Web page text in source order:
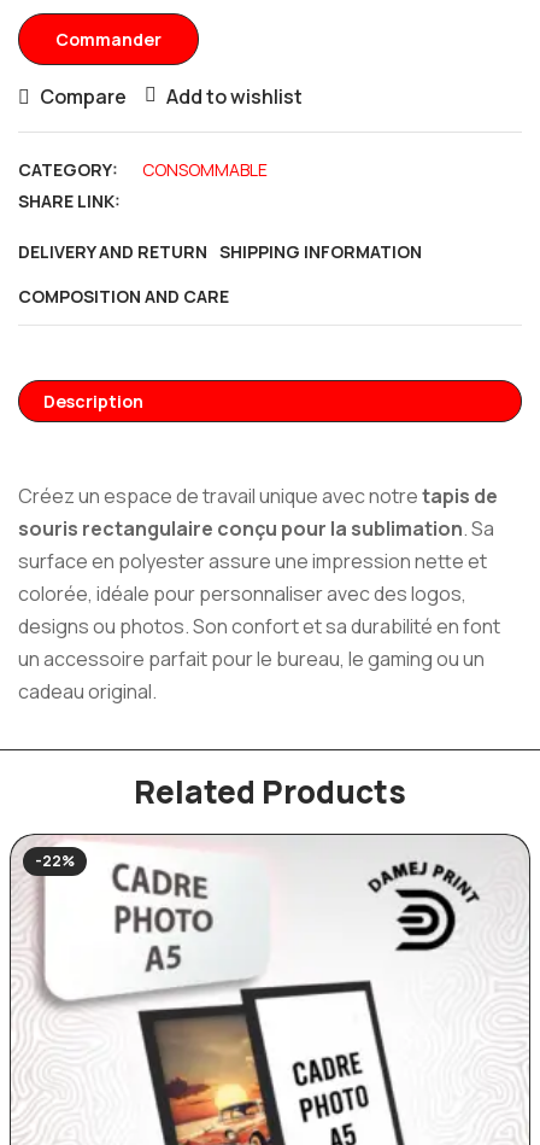
Commander
Compare Add to wishlist
CATEGORY:
CONSOMMABLE
SHARE LINK:
DELIVERY AND RETURN SHIPPING INFORMATION
COMPOSITION AND CARE
Description
Créez un espace de travail unique avec notretapis de
souris rectangulaire conçu pour la sublimation. Sa
surface en polyester assure une impression nette et
colorée, idéale pour personnaliser avec des logos,
designs ou photos. Son confort et sa durabilité en font
un accessoire parfait pour le bureau, le gaming ou un
cadeau original.
Related Products
-22%